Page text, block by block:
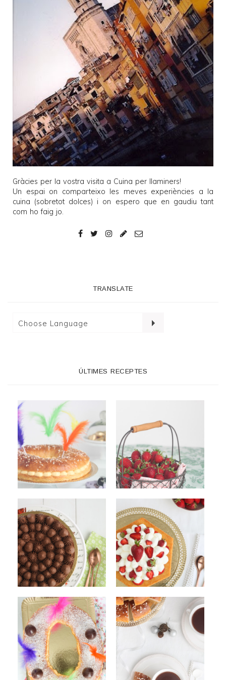
Gràcies per la vostra visita a Cuina per llaminers!
Un espai on comparteixo les meves experiències a la
cuina (sobretot dolces) i on espero que en gaudiu tant
com ho faig jo.
TRANSLATE
ÚLTIMES RECEPTES